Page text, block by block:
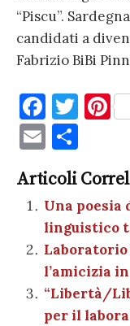
“Piscu”.
candidati a
Fabrizio BiBi
F
a
c
e
b
o
o
k
T
te
r
Pi
t
E
m
ai
l
n
di
vi
di
Articoli
Una
linguistico
l’amicizia
“Libertà/
per il